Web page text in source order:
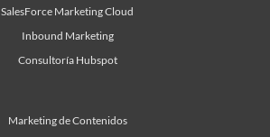
SalesForce Marketing Cloud
Inbound Marketing
Consultoría Hubspot
Marketing de Contenidos